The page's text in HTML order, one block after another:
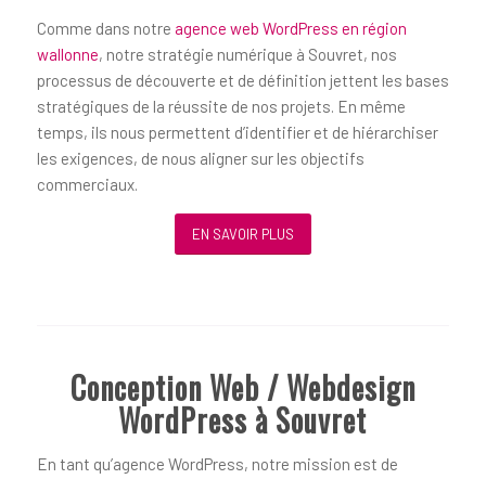
Comme dans notre agence web WordPress en région
wallonne, notre stratégie numérique à Souvret, nos
processus de découverte et de définition jettent les bases
stratégiques de la réussite de nos projets. En même
temps, ils nous permettent d’identifier et de hiérarchiser
les exigences, de nous aligner sur les objectifs
commerciaux.
EN SAVOIR PLUS
Conception Web / Webdesign
WordPress à Souvret
En tant qu’agence WordPress, notre mission est de